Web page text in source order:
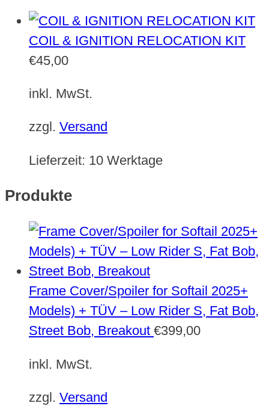
COIL & IGNITION RELOCATION KIT
€45,00
inkl. MwSt.
zzgl. Versand
Lieferzeit: 10 Werktage
Produkte
Frame Cover/Spoiler for Softail 2025+
Models) + TÜV – Low Rider S, Fat Bob,
Street Bob, Breakout €399,00
inkl. MwSt.
zzgl. Versand